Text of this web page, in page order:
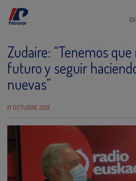
Zudaire: “Tenemos
futuro y seguir
nuevas”
21 OCTUBRE 2021